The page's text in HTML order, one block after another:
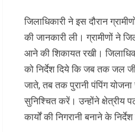
जिलाधिकारी ने इस दौरान
की जानकारी ली। ग्रामीणों ने
आने की शिकायत रखी।
को निर्देश दिये कि जब तक जल
जाते, तब तक पुरानी पंपिंग योजना
सुनिश्चित करें। उन्होंने क्षेत्रीय
कार्यों की निगरानी बनाने के